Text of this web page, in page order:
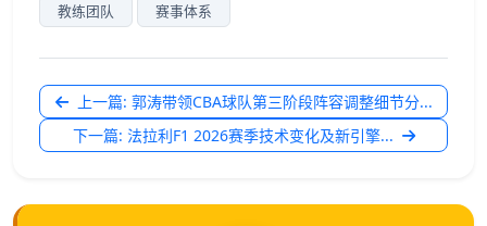
教练团队
赛事体系
上一篇: 郭涛带领CBA球队第三阶段阵容调整细节分...
下一篇: 法拉利F1 2026赛季技术变化及新引擎...